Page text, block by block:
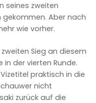
seines zweiten
Aber nach
wie vorher.
Sieg an diesem
in der vierten Runde.
praktisch in die
nicht
zurück auf die